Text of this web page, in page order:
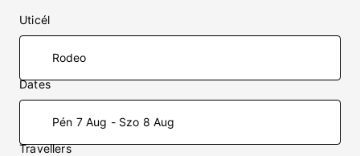
Uticél
Dates
Pén 7 Aug - Szo 8 Aug
Travellers